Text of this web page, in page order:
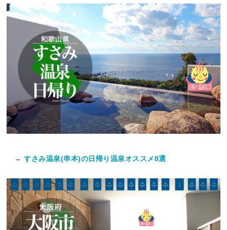
→ すさみ温泉(串本)の日帰り温泉オススメ8選